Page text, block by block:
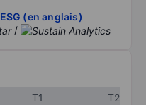
(en anglais)
/
T1
T2